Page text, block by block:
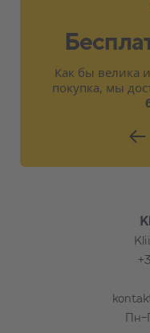
плитняка,
поблизости
наружного
основными
При
стандартной
Подставка
Как бы велика
покупка, мы
Пн-